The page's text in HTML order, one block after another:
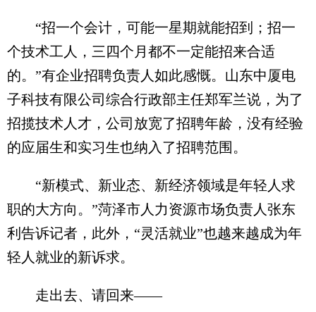
“招一个会计，可能一星期就能招到；招一
个技术工人，三四个月都不一定能招来合适
的。”有企业招聘负责人如此感慨。山东中厦电
子科技有限公司综合行政部主任郑军兰说，为了
招揽技术人才，公司放宽了招聘年龄，没有经验
的应届生和实习生也纳入了招聘范围。
“新模式、新业态、新经济领域是年轻人求
职的大方向。”菏泽市人力资源市场负责人张东
利告诉记者，此外，“灵活就业”也越来越成为年
轻人就业的新诉求。
走出去、请回来——